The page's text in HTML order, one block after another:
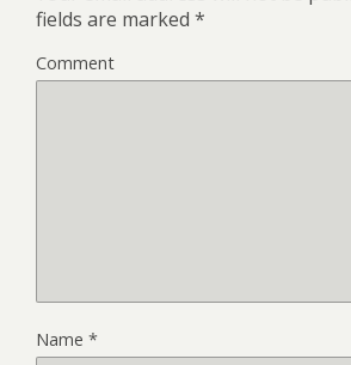
fields are marked *
Comment
Name *